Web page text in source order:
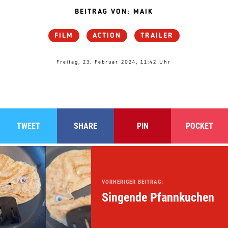
BEITRAG VON: MAIK
FILM ACTION TRAILER
Freitag, 23. Februar 2024, 11:42 Uhr
TWEET SHARE PIN POCKET
VORHERIGER BEITRAG:
Singende Pfannkuchen